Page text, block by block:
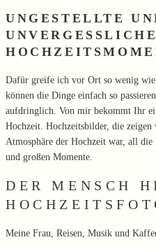
UNGESTELLTE
UNVERGESSLICHE
Dafür greife ich vor Ort so wenig
können die Dinge einfach so
aufdringlich. Von mir bekommt Ihr
Hochzeit. Hochzeitsbilder, die
Atmosphäre der Hochzeit war, all
und großen Momente.
DER MENSCH
Meine Frau, Reisen, Musik und